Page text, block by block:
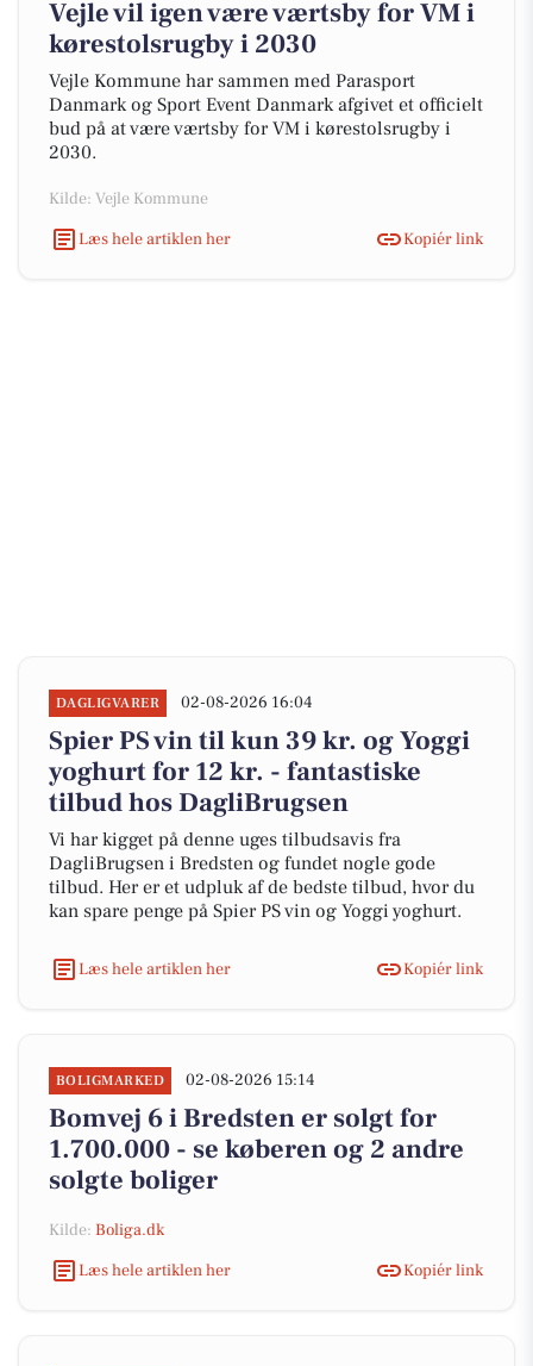
Vejle vil igen være værtsby for VM i
kørestolsrugby i 2030
Vejle Kommune har sammen med Parasport
Danmark og Sport Event Danmark afgivet et officielt
bud på at være værtsby for VM i kørestolsrugby i
2030.
Kilde: Vejle Kommune
Læs hele artiklen her
Kopiér link
DAGLIGVARER 02-08-2026 16:04
Spier PS vin til kun 39 kr. og Yoggi
yoghurt for 12 kr. - fantastiske
tilbud hos DagliBrugsen
Vi har kigget på denne uges tilbudsavis fra
DagliBrugsen i Bredsten og fundet nogle gode
tilbud. Her er et udpluk af de bedste tilbud, hvor du
kan spare penge på Spier PS vin og Yoggi yoghurt.
Læs hele artiklen her Kopiér link
BOLIGMARKED 02-08-2026 15:14
Bomvej 6 i Bredsten er solgt for
1.700.000 - se køberen og 2 andre
solgte boliger
Kilde: Boliga.dk
Læs hele artiklen her
Kopiér link